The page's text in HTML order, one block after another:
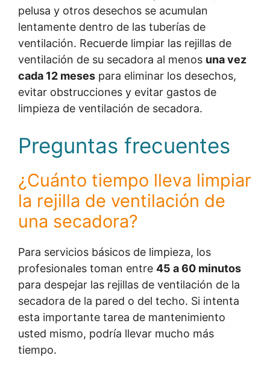
pelusa y otros desechos se acumulan
lentamente dentro de las tuberías de
ventilación. Recuerde limpiar las rejillas de
ventilación de su secadora al menos una vez
cada 12 meses para eliminar los desechos,
evitar obstrucciones y evitar gastos de
limpieza de ventilación de secadora.
Preguntas frecuentes
¿Cuánto tiempo lleva limpiar
la rejilla de ventilación de
una secadora?
Para servicios básicos de limpieza, los
profesionales toman entre 45 a 60 minutos
para despejar las rejillas de ventilación de la
secadora de la pared o del techo. Si intenta
esta importante tarea de mantenimiento
usted mismo, podría llevar mucho más
tiempo.